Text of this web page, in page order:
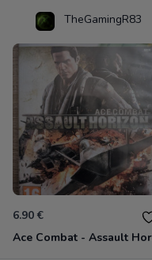
TheGamingR83
6.90 €